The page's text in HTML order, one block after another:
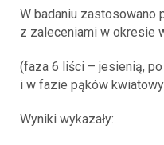
W badaniu zastosowano
z zaleceniami w okresie
(faza 6 liści – jesienią,
i w fazie pąków
Wyniki wykazały: